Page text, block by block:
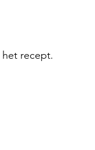
recept.